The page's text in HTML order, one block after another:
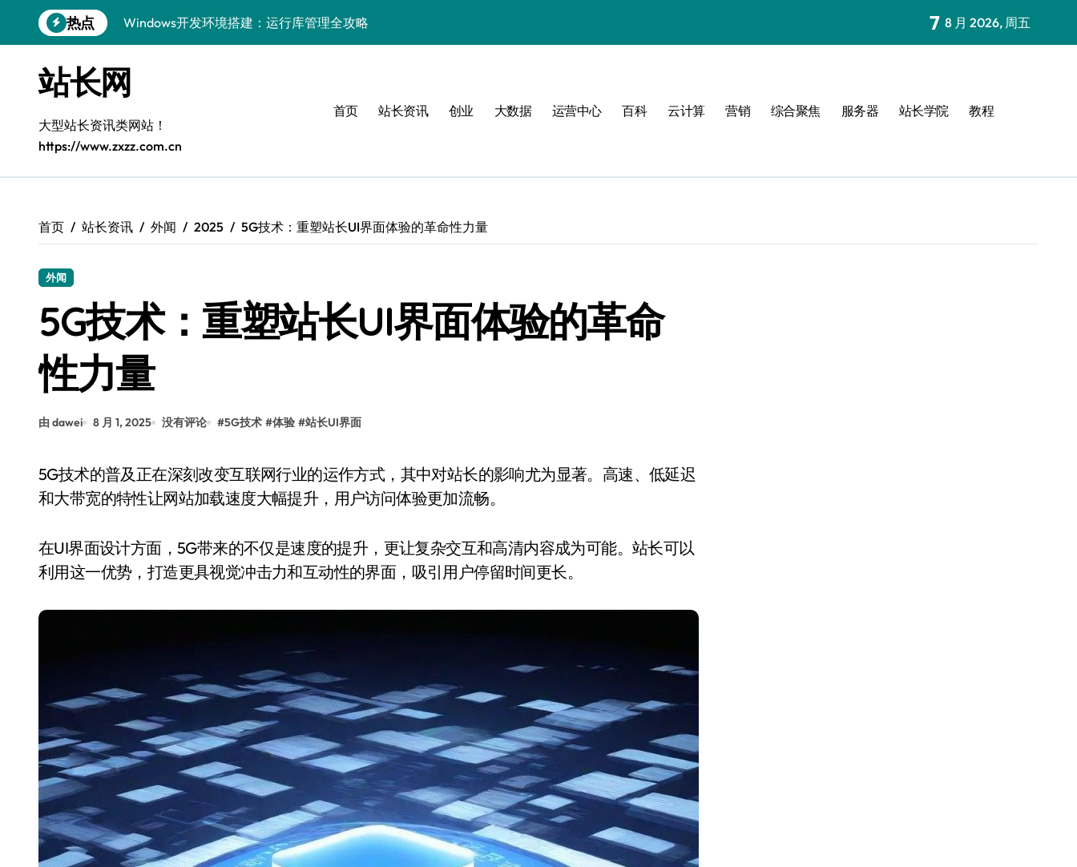
到
热点
Windows开发环境搭建：运行库管理全攻略
鸿蒙云架构下弹性计算优化探索
计算机视觉索引漏洞深度剖析与修复
弹性计算重塑云架构：降本增效实战指南
驭5G之速，铸iOS移动互联新标杆
快速定位漏洞，优化索引效率
弹性架构赋能精准计算，重塑云端体验
7 8 月 2026, 周五
站长网
大型站长资讯类网站！
https://www.zxzz.com.cn
首页 站长资讯 创业 大数据 运营中心 百科 云计算 营销 综合聚焦 服务器 站长学院 教程
首页 站长资讯 外闻 2025 5G技术：重塑站长UI界面体验的革命性力量
外闻
5G技术：重塑站长UI界面体验的革命
性力量
由 dawei 8 月 1, 2025 没有评论 #5G技术 #体验 #站长UI界面
5G技术的普及正在深刻改变互联网行业的运作方式，其中对站长的影响尤为显著。高速、低延迟
和大带宽的特性让网站加载速度大幅提升，用户访问体验更加流畅。
在UI界面设计方面，5G带来的不仅是速度的提升，更让复杂交互和高清内容成为可能。站长可以
利用这一优势，打造更具视觉冲击力和互动性的界面，吸引用户停留时间更长。